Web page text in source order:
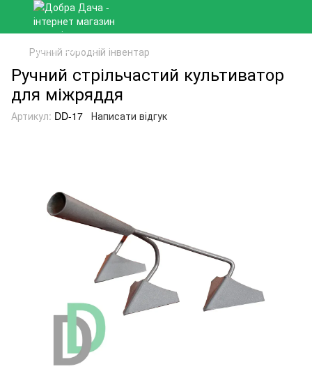
Ручний городній інвентар
Ручний стрільчастий культиватор
для міжряддя
Артикул: DD-17 Написати відгук